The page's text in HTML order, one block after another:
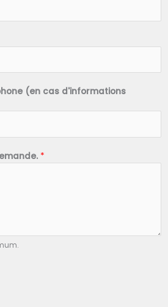
(en cas d'informations
*